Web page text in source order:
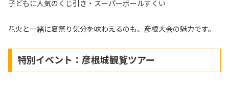
子どもに人気のくじ引き・スーパーボールすくい
花火と一緒に夏祭り気分を味わえるのも、彦根大会の魅力です。
特別イベント：彦根城観覧ツアー